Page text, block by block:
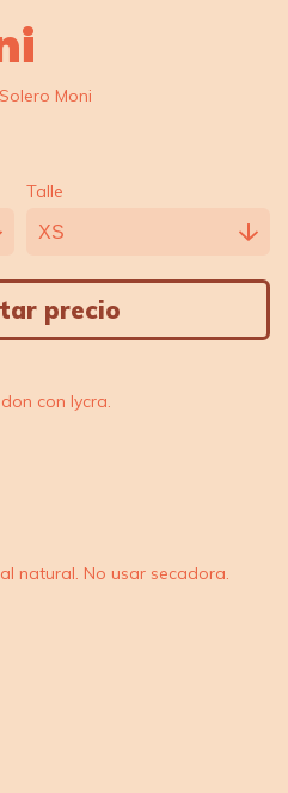
Solero Moni
Talle
con lycra.
natural. No usar secadora.